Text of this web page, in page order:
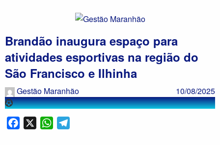
Brandão inaugura espaço para
atividades esportivas na região do
São Francisco e Ilhinha
Gestão Maranhão 10/08/2025
Facebook WhatsApp